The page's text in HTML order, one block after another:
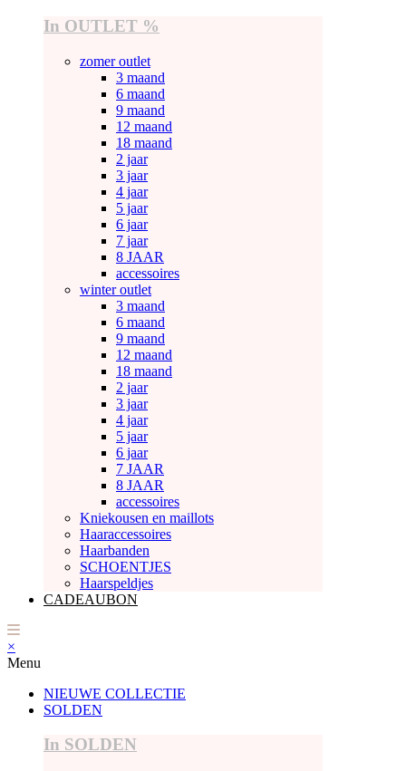
In OUTLET %
zomer outlet
3 maand
6 maand
9 maand
12 maand
18 maand
2 jaar
3 jaar
4 jaar
5 jaar
6 jaar
7 jaar
8 JAAR
accessoires
winter outlet
3 maand
6 maand
9 maand
12 maand
18 maand
2 jaar
3 jaar
4 jaar
5 jaar
6 jaar
7 JAAR
8 JAAR
accessoires
Kniekousen en maillots
Haaraccessoires
Haarbanden
SCHOENTJES
Haarspeldjes
CADEAUBON
×
Menu
NIEUWE COLLECTIE
SOLDEN
In SOLDEN